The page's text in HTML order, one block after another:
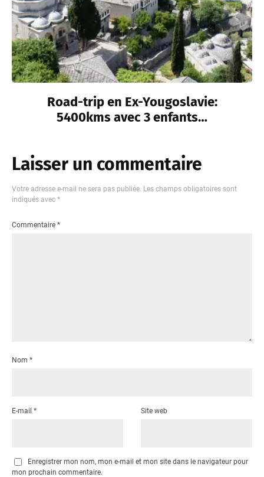
Road-trip en Ex-Yougoslavie:
5400kms avec 3 enfants…
Laisser un commentaire
Votre adresse e-mail ne sera pas publiée. Les champs obligatoires sont
indiqués avec *
Commentaire *
Nom *
E-mail * Site web
Enregistrer mon nom, mon e-mail et mon site dans le navigateur pour
mon prochain commentaire.